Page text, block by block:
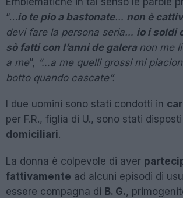
“…io te pio a bastonate… non è
devi fare la persona seria… io i soldi
sò fatti con l’anni de galera non me
a me”, “…a me quelli grossi mi
botto quando cascate”.
I due uomini sono stati condotti in
per F.R., figlia di U., sono stati
domiciliari.
La donna è colpevole di aver
fattivamente ad alcuni episodi di
essere compagna di B. G.,